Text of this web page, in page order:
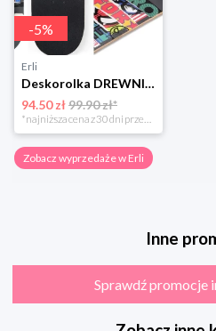
-5%
Erli
Deskorolka DREWNIANA DUŻA 79 cm dla dzieci SOLIDNA do 80kg FEARLESS MARVEL
94.50 zł99.90 zł*
*najniższa cena z 30 dni przed obniżką
Zobacz wyprzedaże w Erli
Inne
Sprawdź promocje